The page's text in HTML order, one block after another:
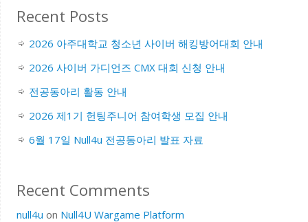
Recent Posts
2026 아주대학교 청소년 사이버 해킹방어대회 안내
2026 사이버 가디언즈 CMX 대회 신청 안내
전공동아리 활동 안내
2026 제1기 헌팅주니어 참여학생 모집 안내
6월 17일 Null4u 전공동아리 발표 자료
Recent Comments
null4u on Null4U Wargame Platform